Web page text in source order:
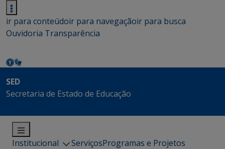
ir para conteúdoir para navegaçãoir para busca
Ouvidoria Transparência
SED
Secretaria de Estado de Educação
Institucional ServiçosProgramas e Projetos